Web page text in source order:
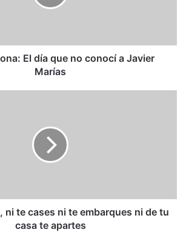
El día que no conocí a Javier
Marías
ni te cases ni te embarques ni de tu
casa te apartes